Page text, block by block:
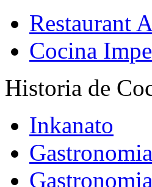
Restaurant
Cocina
Historia de
Inkanato